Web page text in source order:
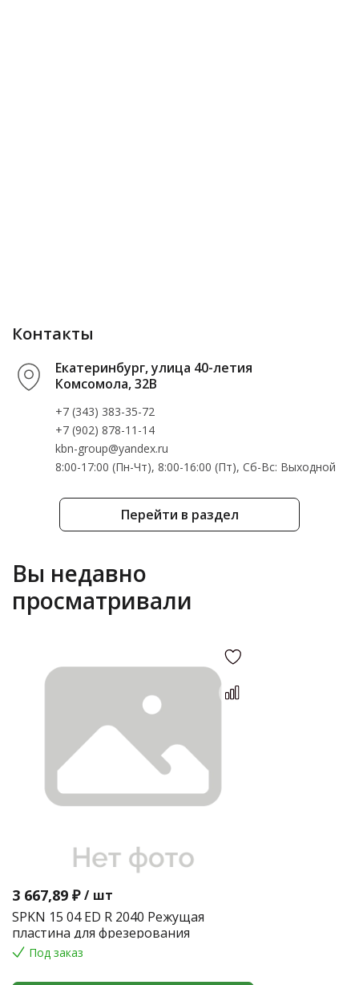
Перейти в раздел
Контакты
Екатеринбург, улица 40-летия
Комсомола, 32В
+7 (343) 383-35-72
+7 (902) 878-11-14
kbn-group@yandex.ru
8:00-17:00 (Пн-Чт), 8:00-16:00 (Пт), Cб-Вс: Выходной
Вы недавно
просматривали
3 667,89 ₽ / шт
SPKN 15 04 ED R 2040 Режущая
пластина для фрезерования
Под заказ